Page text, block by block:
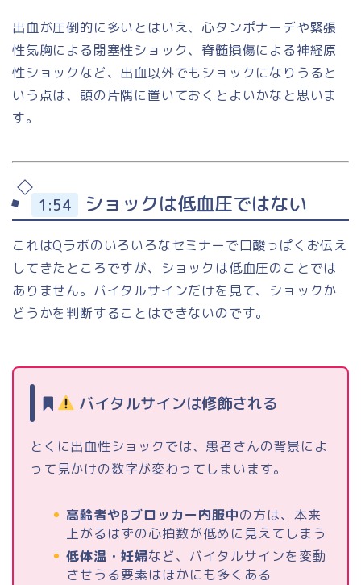
出血が圧倒的に多いとはいえ、心タンポナーデや緊張
性気胸による閉塞性ショック、脊髄損傷による神経原
性ショックなど、出血以外でもショックになりうると
いう点は、頭の片隅に置いておくとよいかなと思いま
す。
1:54 ショックは低血圧ではない
これはQラボのいろいろなセミナーで口酸っぱくお伝え
してきたところですが、ショックは低血圧のことでは
ありません。バイタルサインだけを見て、ショックか
どうかを判断することはできないのです。
バイタルサインは修飾される
とくに出血性ショックでは、患者さんの背景によ
って見かけの数字が変わってしまいます。
高齢者やβブロッカー内服中の方は、本来
上がるはずの心拍数が低めに見えてしまう
低体温・妊婦など、バイタルサインを変動
させうる要素はほかにも多くある